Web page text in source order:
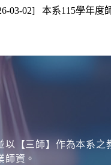
03-02]
本系115學年度
【三師】作為本系之
師資。